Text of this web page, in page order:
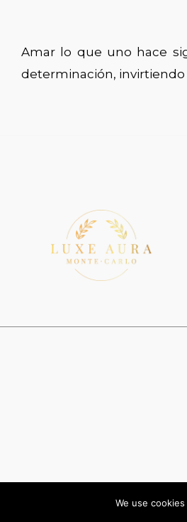
Amar lo que uno hace
determinación,
We use